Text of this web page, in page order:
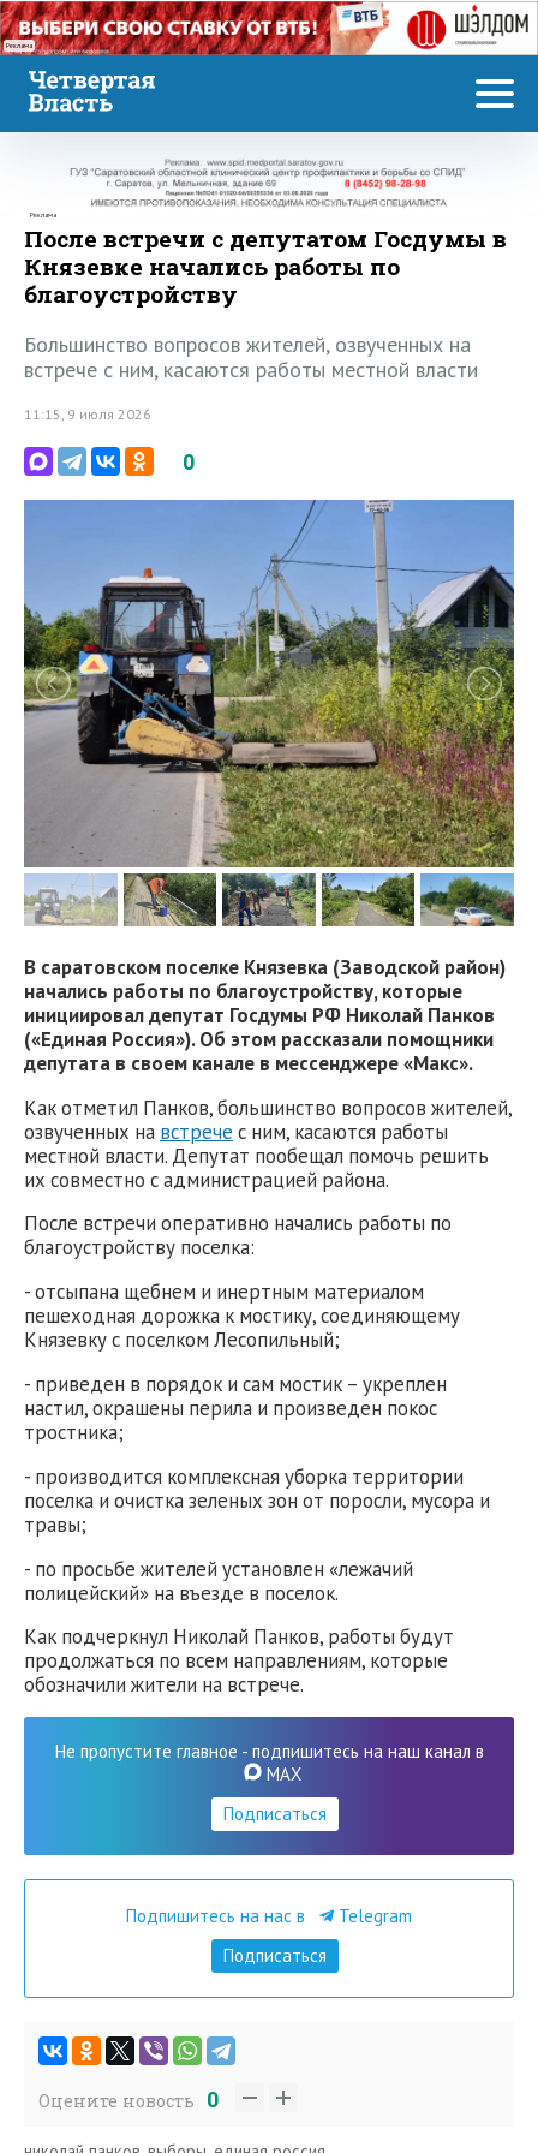
Реклама
Реклама
После встречи с депутатом Госдумы в
Князевке начались работы по
благоустройству
Большинство вопросов жителей, озвученных на
встрече с ним, касаются работы местной власти
11:15, 9 июля 2026
0
В саратовском поселке Князевка (Заводской район)
начались работы по благоустройству, которые
инициировал депутат Госдумы РФ Николай Панков
(«Единая Россия»). Об этом рассказали помощники
депутата в своем канале в мессенджере «Макс».
Как отметил Панков, большинство вопросов жителей,
озвученных на встрече с ним, касаются работы
местной власти. Депутат пообещал помочь решить
их совместно с администрацией района.
После встречи оперативно начались работы по
благоустройству поселка:
- отсыпана щебнем и инертным материалом
пешеходная дорожка к мостику, соединяющему
Князевку с поселком Лесопильный;
- приведен в порядок и сам мостик – укреплен
настил, окрашены перила и произведен покос
тростника;
- производится комплексная уборка территории
поселка и очистка зеленых зон от поросли, мусора и
травы;
- по просьбе жителей установлен «лежачий
полицейский» на въезде в поселок.
Как подчеркнул Николай Панков, работы будут
продолжаться по всем направлениям, которые
обозначили жители на встрече.
Не пропустите главное - подпишитесь на наш канал в
MAX
Подписаться
Подпишитесь на нас в
Telegram
Подписаться
Оцените новость 0